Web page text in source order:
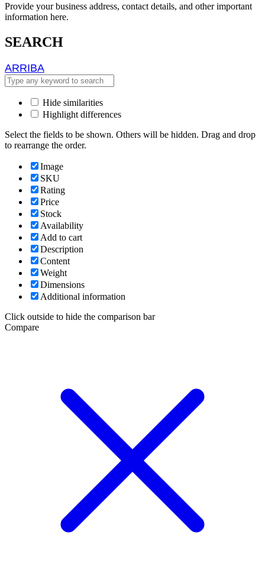
Provide your business address, contact details, and other important
information here.
SEARCH
ARRIBA
Hide similarities
Highlight differences
Select the fields to be shown. Others will be hidden. Drag and drop
to rearrange the order.
Image
SKU
Rating
Price
Stock
Availability
Add to cart
Description
Content
Weight
Dimensions
Additional information
Click outside to hide the comparison bar
Compare